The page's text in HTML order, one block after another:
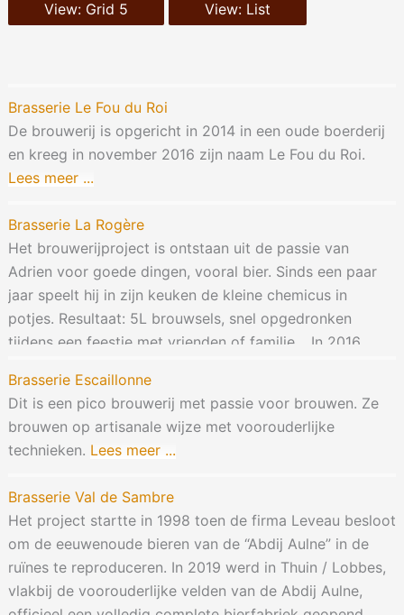
View: Grid 5
View: List
Brasserie Le Fou du Roi
De brouwerij is opgericht in 2014 in een oude boerderij
en kreeg in november 2016 zijn naam Le Fou du Roi.
Lees meer ...
Brasserie La Rogère
Het brouwerijproject is ontstaan uit de passie van
Adrien voor goede dingen, vooral bier. Sinds een paar
jaar speelt hij in zijn keuken de kleine chemicus in
potjes. Resultaat: 5L brouwsels, snel opgedronken
tijdens een feestje met vrienden of familie… In 2016,
besloot hij de sprong te wagen en zijn eigen
...
Brasserie Escaillonne
Dit is een pico brouwerij met passie voor brouwen. Ze
brouwen op artisanale wijze met voorouderlijke
technieken. Lees meer ...
Brasserie Val de Sambre
Het project startte in 1998 toen de firma Leveau besloot
om de eeuwenoude bieren van de “Abdij Aulne” in de
ruïnes te reproduceren. In 2019 werd in Thuin / Lobbes,
vlakbij de voorouderlijke velden van de Abdij Aulne,